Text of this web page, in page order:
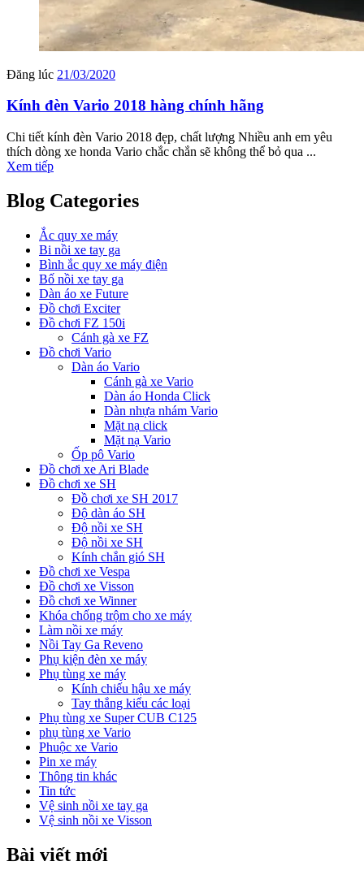
Đăng lúc 21/03/2020
Kính đèn Vario 2018 hàng chính hãng
Chi tiết kính đèn Vario 2018 đẹp, chất lượng Nhiều anh em yêu
thích dòng xe honda Vario chắc chắn sẽ không thể bỏ qua ...
Xem tiếp
Blog Categories
Ắc quy xe máy
Bi nồi xe tay ga
Bình ắc quy xe máy điện
Bố nồi xe tay ga
Dàn áo xe Future
Đồ chơi Exciter
Đồ chơi FZ 150i
Cánh gà xe FZ
Đồ chơi Vario
Dàn áo Vario
Cánh gà xe Vario
Dàn áo Honda Click
Dàn nhựa nhám Vario
Mặt nạ click
Mặt nạ Vario
Ốp pô Vario
Đồ chơi xe Ari Blade
Đồ chơi xe SH
Đồ chơi xe SH 2017
Độ dàn áo SH
Độ nồi xe SH
Độ nồi xe SH
Kính chắn gió SH
Đồ chơi xe Vespa
Đồ chơi xe Visson
Đồ chơi xe Winner
Khóa chống trộm cho xe máy
Làm nồi xe máy
Nồi Tay Ga Reveno
Phụ kiện đèn xe máy
Phụ tùng xe máy
Kính chiếu hậu xe máy
Tay thắng kiểu các loại
Phụ tùng xe Super CUB C125
phụ tùng xe Vario
Phuộc xe Vario
Pin xe máy
Thông tin khác
Tin tức
Vệ sinh nồi xe tay ga
Vệ sinh nồi xe Visson
Bài viết mới